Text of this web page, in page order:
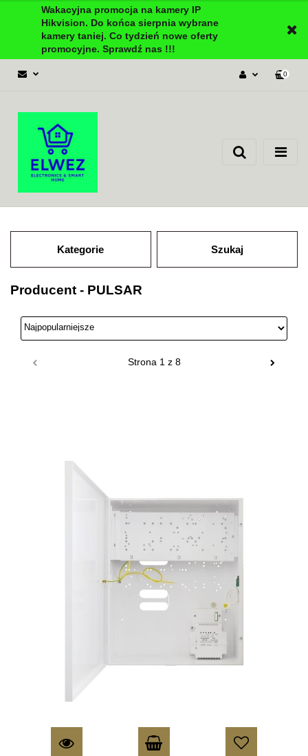
Wakacyjna promocja na kamery IP
Hikvision. Do końca sierpnia wybrane
kamery taniej. Co tydzień nowe oferty
promocyjne. Sprawdź nas !!!
Zgody cookies
0
Kategorie Szukaj
Producent - PULSAR